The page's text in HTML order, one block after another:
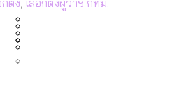
งบระบายน้ำ-ป้องกันน้ำท่วม
กรุงเทพฯ เมืองคอนเสิร์ต :
Bangkok Index
About Us